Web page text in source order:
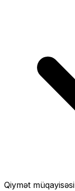
Qiymət müqayisəsi